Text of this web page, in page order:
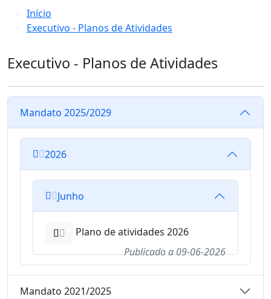
Início
Executivo - Planos de Atividades
Executivo - Planos de Atividades
Mandato 2025/2029
2026
Junho
Plano de atividades 2026
Publicado a09-06-2026
Mandato 2021/2025